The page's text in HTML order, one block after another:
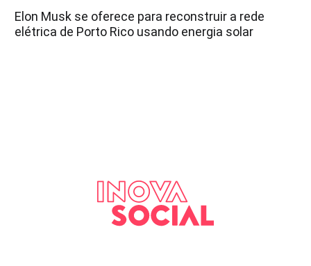
Elon Musk se oferece para reconstruir a rede
elétrica de Porto Rico usando energia solar